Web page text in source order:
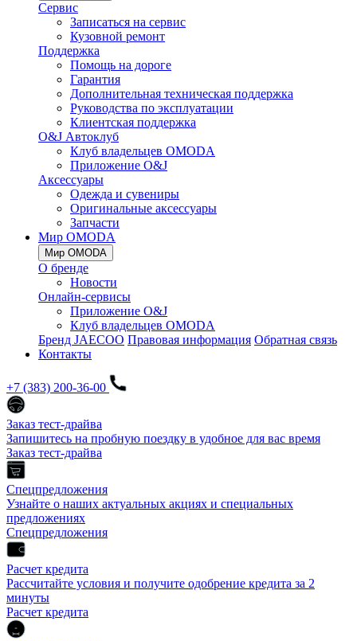
Сервис
Записаться на сервис
Кузовной ремонт
Поддержка
Помощь на дороге
Гарантия
Дополнительная техническая поддержка
Руководства по эксплуатации
Клиентская поддержка
O&J Автоклуб
Клуб владельцев OMODA
Приложение O&J
Аксессуары
Одежда и сувениры
Оригинальные аксессуары
Запчасти
Мир OMODA
Мир OMODA
О бренде
Новости
Онлайн-сервисы
Приложение O&J
Клуб владельцев OMODA
Бренд JAECOO Правовая информация Обратная связь
Контакты
+7 (383) 200-36-00
Заказ тест-драйва
Запишитесь на пробную поездку в удобное для вас время
Заказ тест-драйва
Спецпредложения
Узнайте о наших актуальных акциях и специальных
предложениях
Спецпредложения
Расчет кредита
Рассчитайте условия и получите одобрение кредита за 2
минуты
Расчет кредита